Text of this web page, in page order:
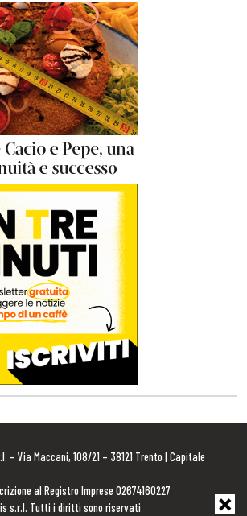
– Via Maccani, 108/21 – 38121 Trento | Capitale
al Registro Imprese 02674160227
s.r.l. Tutti i diritti sono riservati